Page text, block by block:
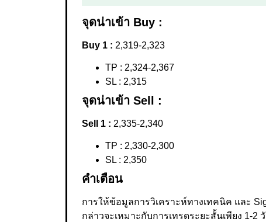
จุดน่าเข้า Buy :
Buy 1 : 2,319-2,323
TP : 2,324-2,367
SL : 2,315
จุดน่าเข้า Sell :
Sell 1 : 2,335-2,340
TP : 2,330-2,300
SL : 2,350
คำเตือน
การให้ข้อมูลการวิเคราะห์ทางเทคนิค และ
กล่าวจะเหมาะกับการเทรดระยะสั้นเพียง 1-